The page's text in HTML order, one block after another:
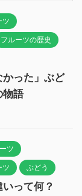
ツ
フルーツの歴史
かった」ぶど
物語
ツ
ツ ぶどう
って何？